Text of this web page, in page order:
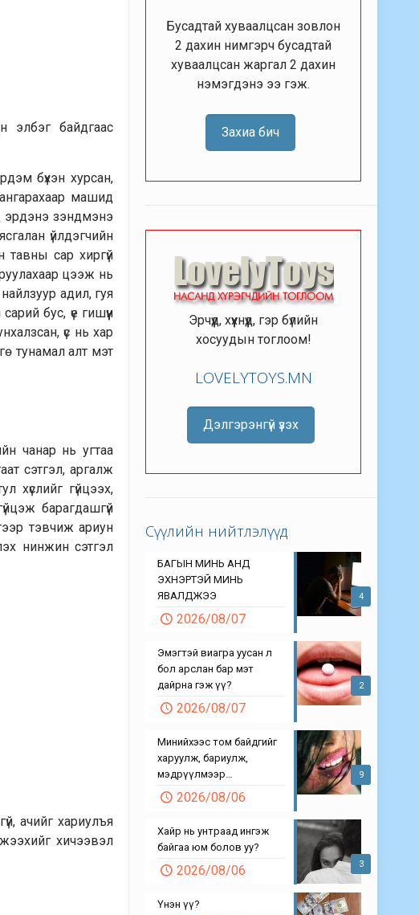
элбэг байдгаас
бүхэн хурсан,
машид
эрдэнэ зэндмэнэ
үйлдэгчийн
тавны сар хиргүй
цээж нь
адил, гуя
бус, үе гишүүн
үс нь хар
тунамал алт мэт
чанар нь угтаа
сэтгэл, аргалж
хүслийг гүйцээх,
барагдашгүй
тэвчиж ариун
нинжин сэтгэл
ачийг хариулъя
хичээвэл
Бусадтай хуваалцсан зовлон
2 дахин нимгэрч бусадтай
хуваалцсан жаргал 2 дахин
нэмэгдэнэ ээ гэж.
Захиа бич
Эрчүүд, хүүхнүүд, гэр бүлийн
хосуудын тоглоом!
LOVELYTOYS.MN
Дэлгэрэнгүй үзэх
Сүүлийн нийтлэлүүд
4
БАГЫН МИНЬ АНД
ЭХНЭРТЭЙ МИНЬ
ЯВАЛДЖЭЭ
2026/08/07
2
Эмэгтэй виагра уусан л
бол арслан бар мэт
дайрна гэж үү?
2026/08/07
9
Минийхээс том байдгийг
харуулж, бариулж,
мэдрүүлмээр…
2026/08/06
3
Хайр нь унтраад ингэж
байгаа юм болов уу?
2026/08/06
Үнэн үү?